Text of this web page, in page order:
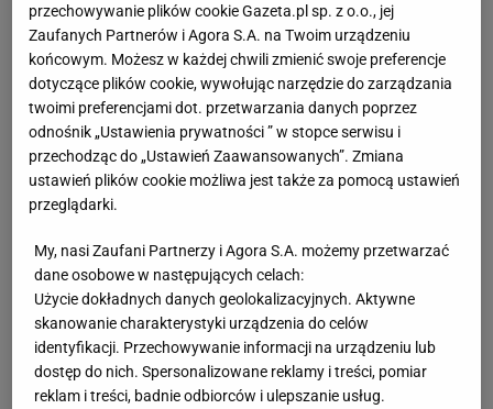
Zobacz wideoKubacki tłumaczy, kiedy czuje, że
popełnił błąd. "Brzmi to jakbyśmy bredzili"
W Ga-Pa Granerud już raz pokazał, że nie jest nie
do pokonania. Thurnbichler wyłapał błąd
Choć w Garmisch-Partenkirchen zaczął od
przed noworocznym konkursem był na szóstym
miejscu, wyprzedzili go obaj najwięksi rywale -
zarównoDawid Kubacki, który był pierwszy, jak i
Piotr Żyła , który zajął czwartą pozycję. - W
kwalifikacjach nie skoczył perfekcyjnie. Miał małe
przechowywanie plików cookie Gazeta.pl sp. z o.o., jej
Zaufanych Partnerów i Agora S.A. na Twoim urządzeniu
końcowym. Możesz w każdej chwili zmienić swoje preferencje
dotyczące plików cookie, wywołując narzędzie do zarządzania
twoimi preferencjami dot. przetwarzania danych poprzez
odnośnik „Ustawienia prywatności ” w stopce serwisu i
przechodząc do „Ustawień Zaawansowanych”. Zmiana
ustawień plików cookie możliwa jest także za pomocą ustawień
przeglądarki.
My, nasi Zaufani Partnerzy i Agora S.A. możemy przetwarzać
dane osobowe w następujących celach:
Użycie dokładnych danych geolokalizacyjnych. Aktywne
skanowanie charakterystyki urządzenia do celów
identyfikacji. Przechowywanie informacji na urządzeniu lub
dostęp do nich. Spersonalizowane reklamy i treści, pomiar
reklam i treści, badnie odbiorców i ulepszanie usług.